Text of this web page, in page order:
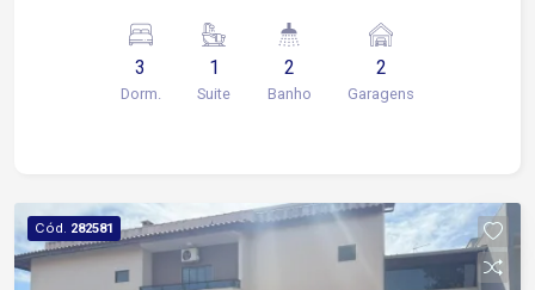
3
Dorm.
1
Suite
2
Banho
2
Garagens
Cód. 282581